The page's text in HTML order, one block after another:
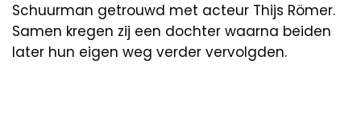
Schuurman getrouwd met acteur Thijs Römer.
Samen kregen zij een dochter waarna beiden
later hun eigen weg verder vervolgden.